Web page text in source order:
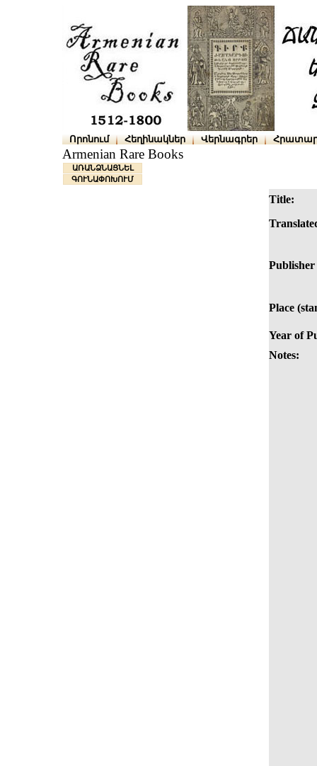
Որոնում Հեղինակներ Վերնագրեր
Armenian Rare Books
ԱՌԱՆՁՆԱՑՆԵԼ
ԳՈՒՆԱՓՈԽՈՒՄ
Title:
Place
Year of
Notes: